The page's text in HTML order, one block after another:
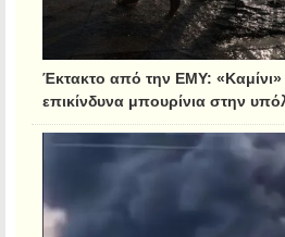
Έκτακτο από την ΕΜΥ:
επικίνδυνα μπουρίνια στην